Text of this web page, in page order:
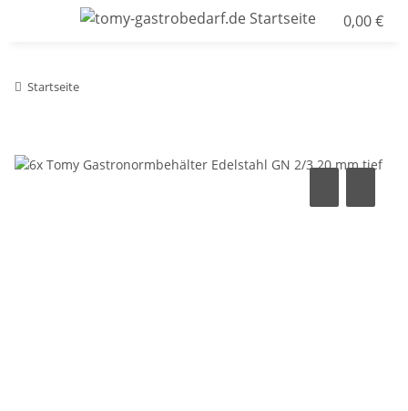
0,00 €
Startseite